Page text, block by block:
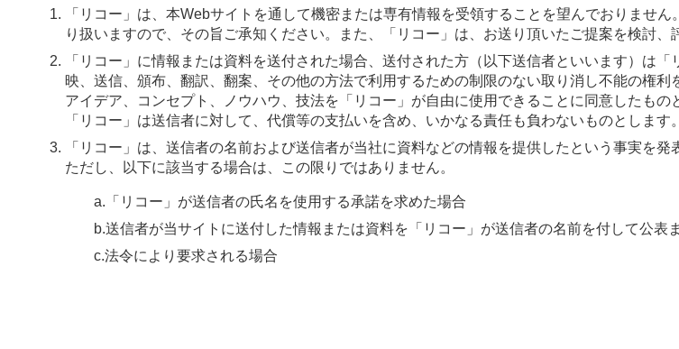
「リコー」は、本Webサイトを通して機密または専有情報を受領することを望んでおりませ
り扱いますので、その旨ご承知ください。また、「リコー」は、お送り頂いたご提案を検討、
「リコー」に情報または資料を送付された場合、送付された方（以下送信者といいます）は
映、送信、頒布、翻訳、翻案、その他の方法で利用するための制限のない取り消し不能の権
アイデア、コンセプト、ノウハウ、技法を「リコー」が自由に使用できることに同意したも
「リコー」は送信者に対して、代償等の支払いを含め、いかなる責任も負わないものとします。
「リコー」は、送信者の名前および送信者が当社に資料などの情報を提供したという事実を発
ただし、以下に該当する場合は、この限りではありません。
a.「リコー」が送信者の氏名を使用する承諾を求めた場合
b.送信者が当サイトに送付した情報または資料を「リコー」が送信者の名前を付して公表
c.法令により要求される場合